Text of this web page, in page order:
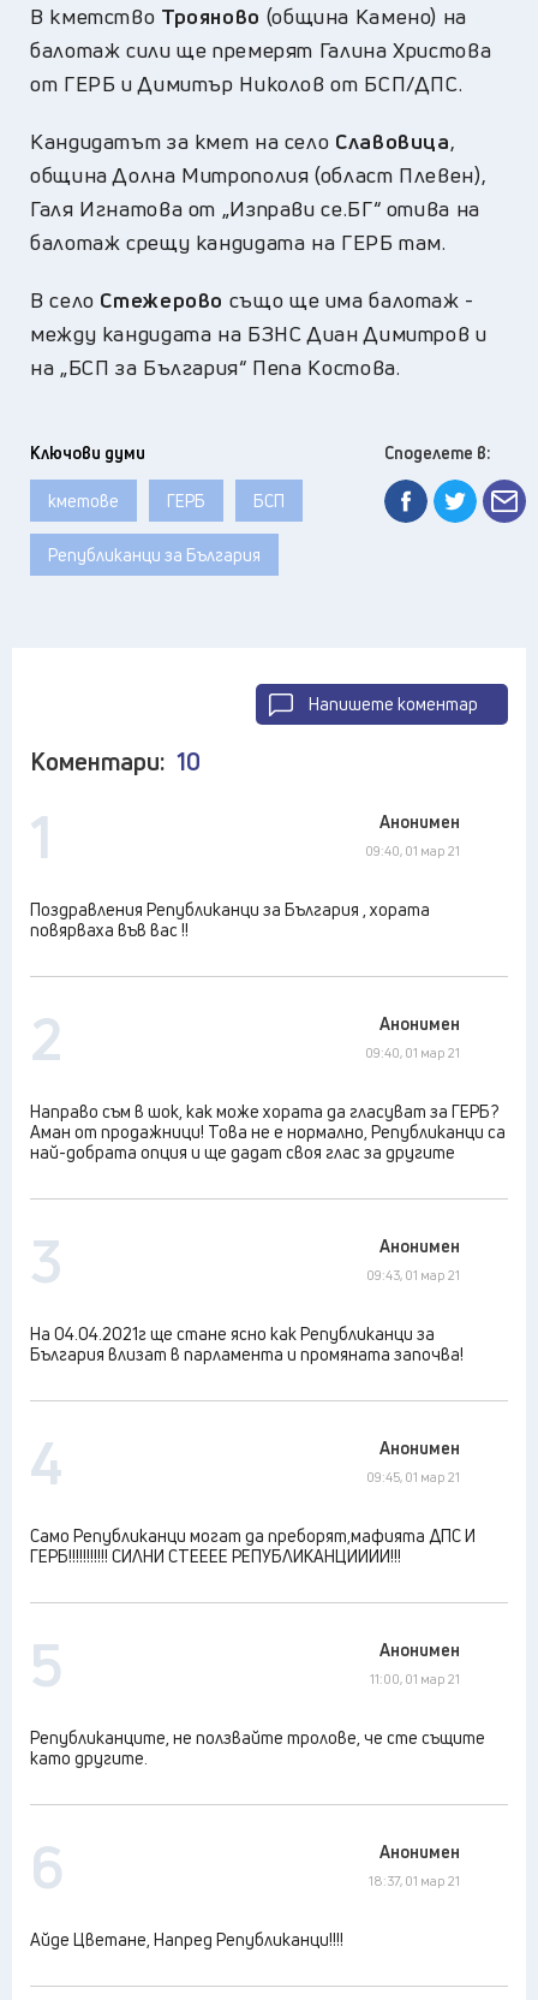
В кметство Трояново (община Камено) на
балотаж сили ще премерят Галина Христова
от ГЕРБ и Димитър Николов от БСП/ДПС.
Кандидатът за кмет на село Славовица,
община Долна Митрополия (област Плевен),
Галя Игнатова от „Изправи се.БГ“ отива на
балотаж срещу кандидата на ГЕРБ там.
В село Стежерово също ще има балотаж -
между кандидата на БЗНС Диан Димитров и
на „БСП за България“ Пепа Костова.
Ключови думи
кметове ГЕРБ БСП
Републиканци за България
Споделете в:
Напишете коментар
Коментари: 10
1 Анонимен
09:40, 01 мар 21
Поздравления Републиканци за България , хората
повярваха във вас !!
2 Анонимен
09:40, 01 мар 21
Направо съм в шок, как може хората да гласуват за ГЕРБ?
Аман от продажници! Това не е нормално, Републиканци са
най-добрата опция и ще дадат своя глас за другите
3 Анонимен
09:43, 01 мар 21
На 04.04.2021г ще стане ясно как Републиканци за
България влизат в парламента и промяната започва!
4 Анонимен
09:45, 01 мар 21
Само Републиканци могат да преборят,мафията ДПС И
ГЕРБ!!!!!!!!!!! СИЛНИ СТЕЕЕЕ РЕПУБЛИКАНЦИИИИ!!!
5 Анонимен
11:00, 01 мар 21
Републиканците, не ползвайте тролове, че сте същите
като другите.
6 Анонимен
18:37, 01 мар 21
Айде Цветане, Напред Републиканци!!!!